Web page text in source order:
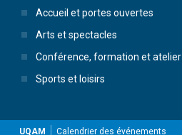
Accueil et portes ouvertes
Arts et spectacles
Conférence, formation et atelier
Sports et loisirs
UQAM Calendrier des événements